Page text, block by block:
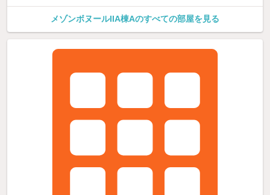
メゾンボヌールIIA棟Aのすべての部屋を見る